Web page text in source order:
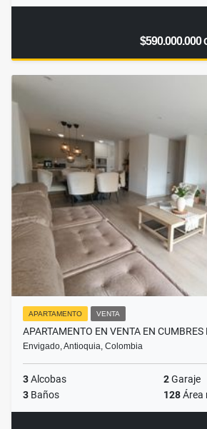
$590.000.000
APARTAMENTO VENTA
APARTAMENTO EN VENTA EN CUMBRES
Envigado, Antioquia, Colombia
3Alcobas 2Garaje
3 Baños 128Área